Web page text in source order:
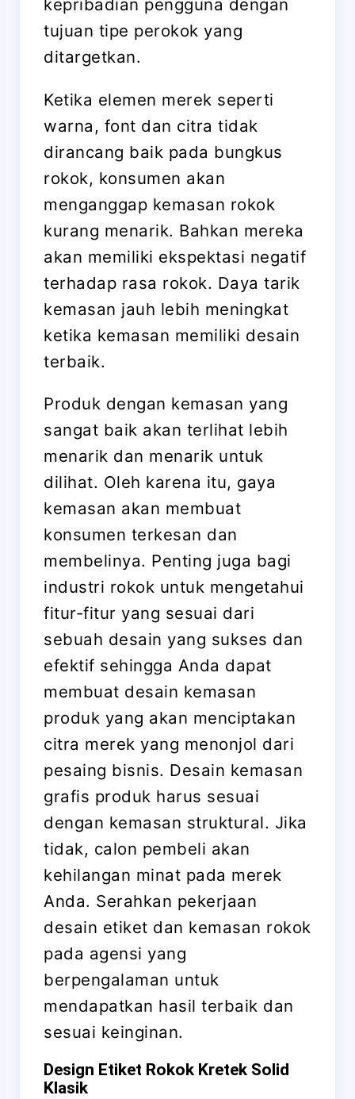
kepribadian pengguna dengan
tujuan tipe perokok yang
ditargetkan.
Ketika elemen merek seperti
warna, font dan citra tidak
dirancang baik pada bungkus
rokok, konsumen akan
menganggap kemasan rokok
kurang menarik. Bahkan mereka
akan memiliki ekspektasi negatif
terhadap rasa rokok. Daya tarik
kemasan jauh lebih meningkat
ketika kemasan memiliki desain
terbaik.
Produk dengan kemasan yang
sangat baik akan terlihat lebih
menarik dan menarik untuk
dilihat. Oleh karena itu, gaya
kemasan akan membuat
konsumen terkesan dan
membelinya. Penting juga bagi
industri rokok untuk mengetahui
fitur-fitur yang sesuai dari
sebuah desain yang sukses dan
efektif sehingga Anda dapat
membuat desain kemasan
produk yang akan menciptakan
citra merek yang menonjol dari
pesaing bisnis. Desain kemasan
grafis produk harus sesuai
dengan kemasan struktural. Jika
tidak, calon pembeli akan
kehilangan minat pada merek
Anda. Serahkan pekerjaan
desain etiket dan kemasan rokok
pada agensi yang
berpengalaman untuk
mendapatkan hasil terbaik dan
sesuai keinginan.
Design Etiket Rokok Kretek Solid
Klasik